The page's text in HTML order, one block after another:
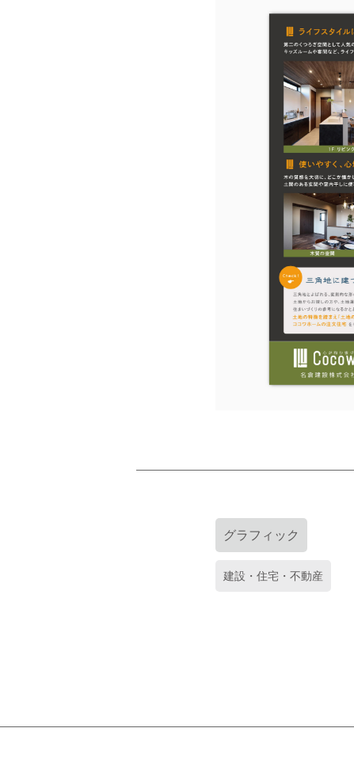
グラフィック
建設・住宅・不動産